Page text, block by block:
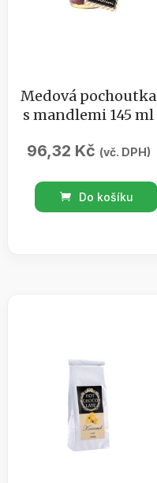
Medová pochoutka
s mandlemi 145 ml
96,32 Kč (vč. DPH)
Medová
pochoutka
Do košíku